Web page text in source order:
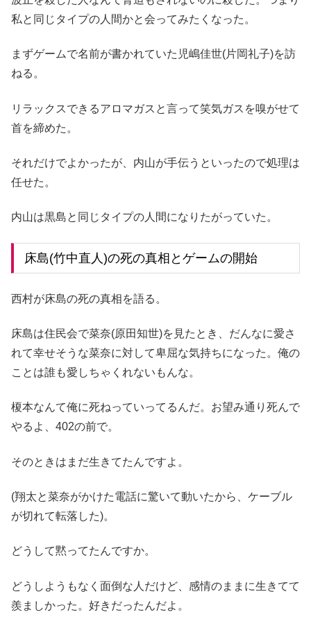
私と同じタイプの人間かと会ってみたくなった。
まずゲームで名前が書かれていた児嶋佳世(片岡礼子)を訪
ねる。
リラックスできるアロマガスと言って笑気ガスを嗅がせて
首を締めた。
それだけでよかったが、内山が手伝うといったので処理は
任せた。
内山は黒島と同じタイプの人間になりたがっていた。
床島(竹中直人)の死の真相とゲームの開始
西村が床島の死の真相を語る。
床島は住民会で菜奈(原田知世)を見たとき、だんなに愛さ
れて幸せそうな菜奈に対して卑屈な気持ちになった。俺の
ことは誰も愛しちゃくれないもんな。
榎本なんて俺に死ねっていってるんだ。お望み通り死んで
やるよ、402の前で。
そのときはまだ生きてたんですよ。
(翔太と菜奈がかけた電話に驚いて動いたから、ケーブル
が切れて転落した)。
どうして黙ってたんですか。
どうしようもなく面倒な人だけど、感情のままに生きてて
羨ましかった。好きだったんだよ。